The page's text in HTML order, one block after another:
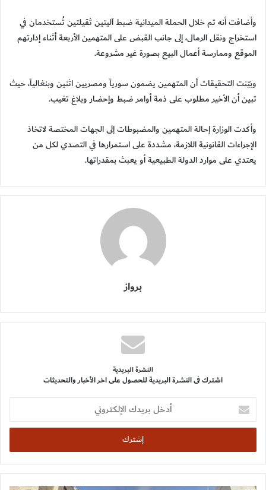
وأضافت أنه تم خلال الحملة الميدانية ضبط آليتين ثقيلتين تُستخدمان في
استخراج ونقل الرمال، إلى جانب القبض على المتهمين الأربعة أثناء إدارتهم
الموقع وممارسة أعمال البيع بصورة غير مشروعة.
وبيّنت التحقيقات أن المتهمين يضمون سورياً ومصريين اثنين وبنغالياً، حيث
تبين أن الأخير مطلوب على ذمة أوامر ضبط وإحضار وبلاغ تغيب.
وأكدت الوزارة إحالة المتهمين والمضبوطات إلى الجهات المختصة لاتخاذ
الإجراءات القانونية اللازمة، مشددة على استمرارها في التصدي لكل من
يعتدي على موارد الدولة الطبيعية أو يعبث بمقدراتها.
برواز
النشرة البريدية
اشترك فى النشرة البريدية للحصول على اخر الأخبار والتحديثات
أدخل
بريدك
الإلكتروني